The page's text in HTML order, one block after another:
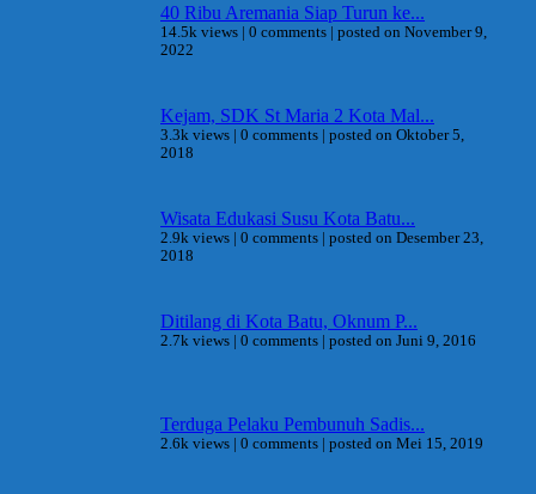
40 Ribu Aremania Siap Turun ke...
14.5k views 0 comments
posted on November 9,
2022
Kejam, SDK St Maria 2 Kota Mal...
3.3k views 0 comments
posted on Oktober 5,
2018
Wisata Edukasi Susu Kota Batu...
2.9k views 0 comments
posted on Desember 23,
2018
Ditilang di Kota Batu, Oknum P...
2.7k views 0 comments posted on Juni 9, 2016
Terduga Pelaku Pembunuh Sadis...
2.6k views 0 comments posted on Mei 15, 2019